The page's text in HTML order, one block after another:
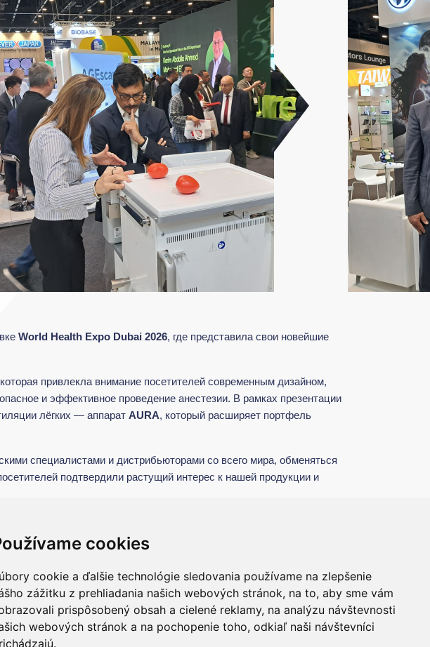
cookies
cookie a ďalšie technológie sledovania používame na zlepšenie
zážitku z prehliadania našich webových stránok, na to, aby sme vám
prispôsobený obsah a cielené reklamy, na analýzu návštevnosti
webových stránok a na pochopenie toho, odkiaľ naši návštevníci
World Health Expo Dubai 2026, где представила свои новейшие
привлекла внимание посетителей современным дизайном,
и эффективное проведение анестезии. В рамках презентации
лёгких — аппарат AURA, который расширяет портфель
специалистами и дистрибьюторами со всего мира, обменяться
подтвердили растущий интерес к нашей продукции и
выставках и отраслевых мероприятиях.